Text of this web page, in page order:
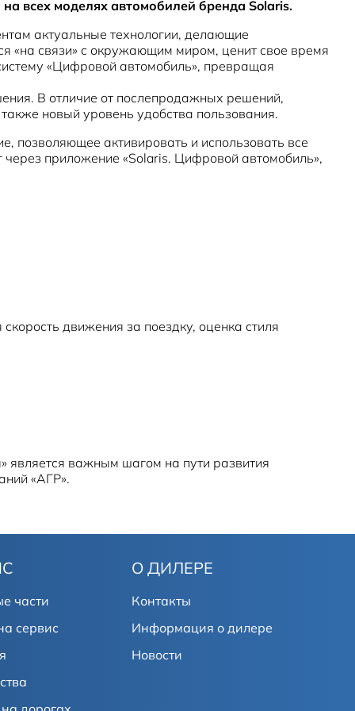
всех моделях автомобилей бренда Solaris.
актуальные технологии, делающие
«на связи» с окружающим миром, ценит свое время
«Цифровой автомобиль», превращая
В отличие от послепродажных решений,
новый уровень удобства пользования.
позволяющее активировать и использовать все
приложение «Solaris. Цифровой автомобиль»,
движения за поездку, оценка стиля
является важным шагом на пути развития
«АГР».
части
сервис
О ДИЛЕРЕ
Контакты
Информация о дилере
Новости